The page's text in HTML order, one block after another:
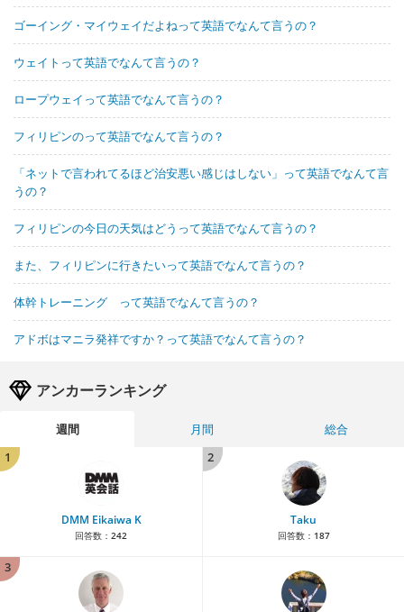
ゴーイング・マイウェイだよねって英語でなんて言うの？
ウェイトって英語でなんて言うの？
ロープウェイって英語でなんて言うの？
フィリピンのって英語でなんて言うの？
「ネットで言われてるほど治安悪い感じはしない」って英語でなんて言
うの？
フィリピンの今日の天気はどうって英語でなんて言うの？
また、フィリピンに行きたいって英語でなんて言うの？
体幹トレーニング って英語でなんて言うの？
アドボはマニラ発祥ですか？って英語でなんて言うの？
アンカーランキング
週間 月間
総合
1
DMM Eikaiwa K
回答数： 242
2
Taku
回答数： 187
3